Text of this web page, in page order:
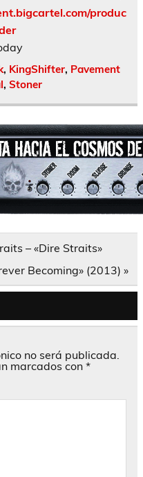
produc
, KingShifter, Pavement
, Stoner
– «Dire Straits»
Becoming» (2013) »
no será publicada.
marcados con *